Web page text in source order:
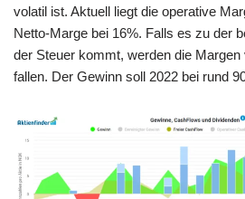
volatil ist. Aktuell liegt die operative
Netto-Marge bei 16%. Falls es zu der
der Steuer kommt, werden die
fallen. Der Gewinn soll 2022 bei rund